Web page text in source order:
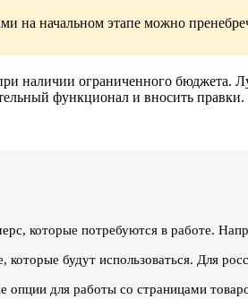
на начальном этапе можно
наличии ограниченного бюджета.
функционал и вносить
которые потребуются в работе.
будут использоваться. Для
для работы со страницами